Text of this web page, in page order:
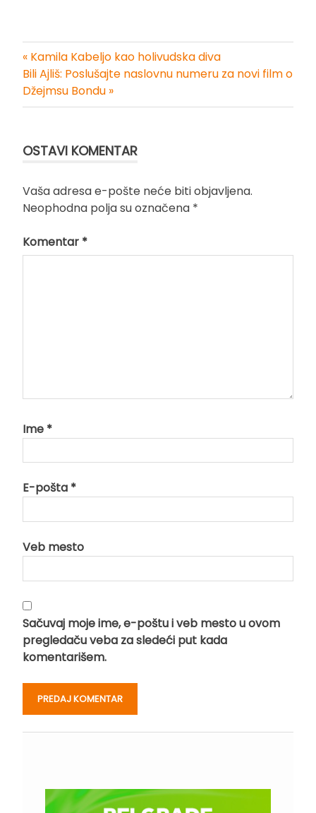
Kretanje
članka
« Kamila Kabeljo kao holivudska diva
Bili Ajliš: Poslušajte naslovnu numeru za novi film o
Džejmsu Bondu »
OSTAVI KOMENTAR
Vaša adresa e-pošte neće biti objavljena.
Neophodna polja su označena *
Komentar *
Ime *
E-pošta *
Veb mesto
Sačuvaj moje ime, e-poštu i veb mesto u ovom
pregledaču veba za sledeći put kada
komentarišem.